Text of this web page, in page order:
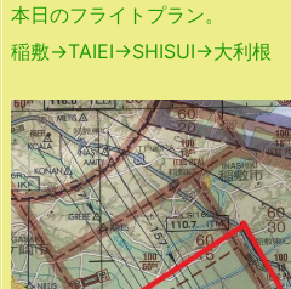
本日のフライトプラン。
稲敷→TAIEI→SHISUI→大利根